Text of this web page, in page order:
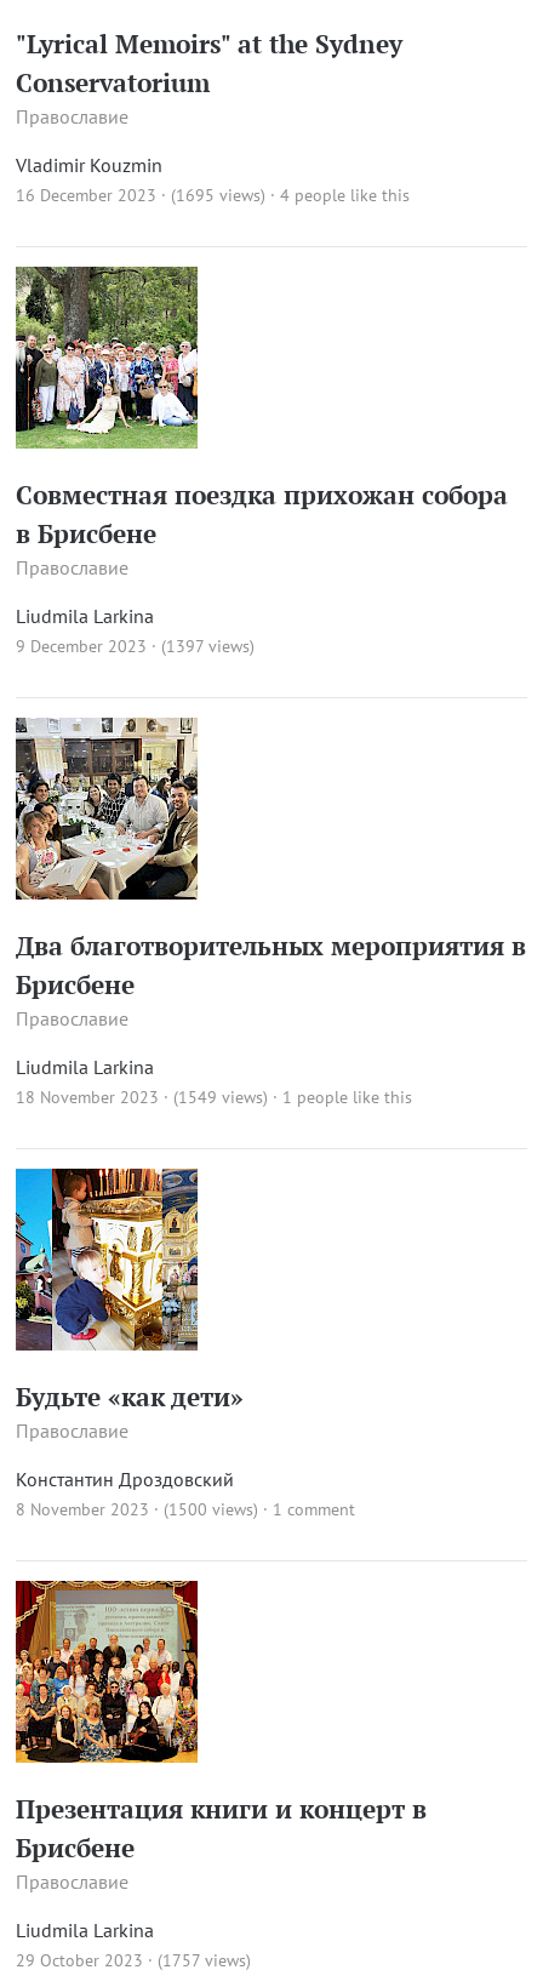
"Lyrical Memoirs" at the Sydney
Conservatorium
Православие
Vladimir Kouzmin
16 December 2023 · (1695 views) · 4 people like this
Совместная поездка прихожан собора
в Брисбене
Православие
Liudmila Larkina
9 December 2023 · (1397 views)
Два благотворительных мероприятия в
Брисбене
Православие
Liudmila Larkina
18 November 2023 · (1549 views) · 1 people like this
Будьте «как дети»
Православие
Константин Дроздовский
8 November 2023 · (1500 views) · 1 comment
Презентация книги и концерт в
Брисбене
Православие
Liudmila Larkina
29 October 2023 · (1757 views)